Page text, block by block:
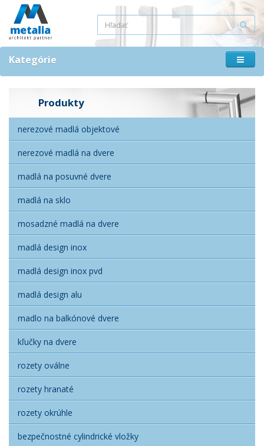
Kategórie
Produkty
nerezové madlá objektové
nerezové madlá na dvere
madlá na posuvné dvere
madlá na sklo
mosadzné madlá na dvere
madlá design inox
madlá design inox pvd
madlá design alu
madlo na balkónové dvere
kľučky na dvere
rozety oválne
rozety hranaté
rozety okrúhle
bezpečnostné cylindrické vložky